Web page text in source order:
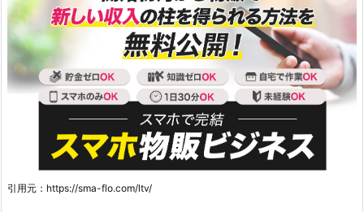
引用元：https://sma-flo.com/ltv/